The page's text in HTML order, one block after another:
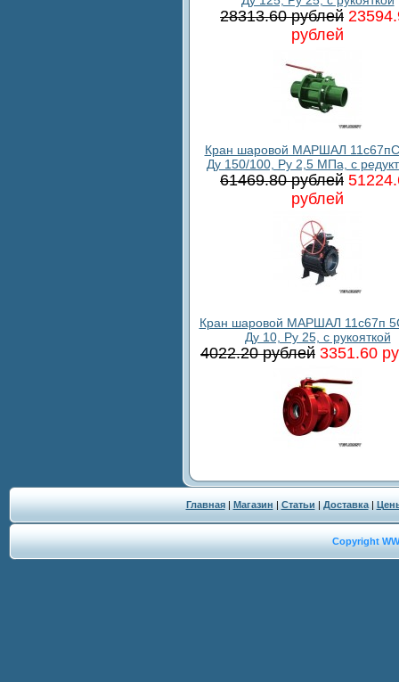
28313.60 рублей
рублей
Кран шаровой МАРШАЛ
Ду 150/100, Ру 2,5 МПа, с
61469.80 рублей
рублей
Кран шаровой МАРШАЛ 11с67п
Ду 10, Ру 25, с рукояткой
4022.20 рублей 3351.60
Главная| Магазин | Статьи | Доставка|
Copyright